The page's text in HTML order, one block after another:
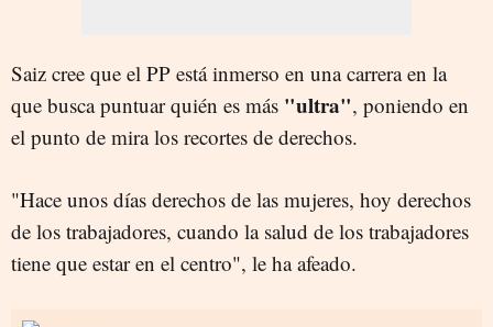
Saiz cree que el PP está inmerso en una carrera en la
que busca puntuar quién es más "ultra", poniendo en
el punto de mira los recortes de derechos.
"Hace unos días derechos de las mujeres, hoy derechos
de los trabajadores, cuando la salud de los trabajadores
tiene que estar en el centro", le ha afeado.